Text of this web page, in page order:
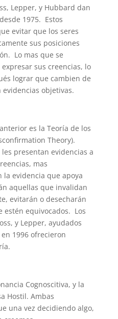
Lepper, y Hubbard dan
1975. Estos
evitar que los seres
sus posiciones
Lo mas que se
sus creencias, lo
lograr que cambien de
objetivas.
es la Teoría de los
Theory).
presentan evidencias a
mas
evidencia que apoya
aquellas que invalidan
evitarán o desecharán
estén equivocados. Los
y Lepper, ayudados
1996 ofrecieron
Cognoscitiva, y la
Hostil. Ambas
una vez decidiendo algo,